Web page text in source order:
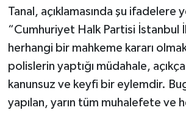
Tanal, açıklamasında şu ifadelere
“Cumhuriyet Halk Partisi İstanbul İl
herhangi bir mahkeme kararı
polislerin yaptığı müdahale,
kanunsuz ve keyfi bir eylemdir.
yapılan, yarın tüm muhalefete ve